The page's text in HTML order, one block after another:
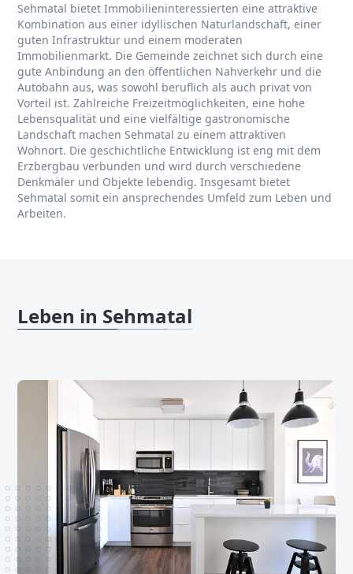
Sehmatal bietet Immobilieninteressierten eine attraktive
Kombination aus einer idyllischen Naturlandschaft, einer
guten Infrastruktur und einem moderaten
Immobilienmarkt. Die Gemeinde zeichnet sich durch eine
gute Anbindung an den öffentlichen Nahverkehr und die
Autobahn aus, was sowohl beruflich als auch privat von
Vorteil ist. Zahlreiche Freizeitmöglichkeiten, eine hohe
Lebensqualität und eine vielfältige gastronomische
Landschaft machen Sehmatal zu einem attraktiven
Wohnort. Die geschichtliche Entwicklung ist eng mit dem
Erzbergbau verbunden und wird durch verschiedene
Denkmäler und Objekte lebendig. Insgesamt bietet
Sehmatal somit ein ansprechendes Umfeld zum Leben und
Arbeiten.
Leben in Sehmatal